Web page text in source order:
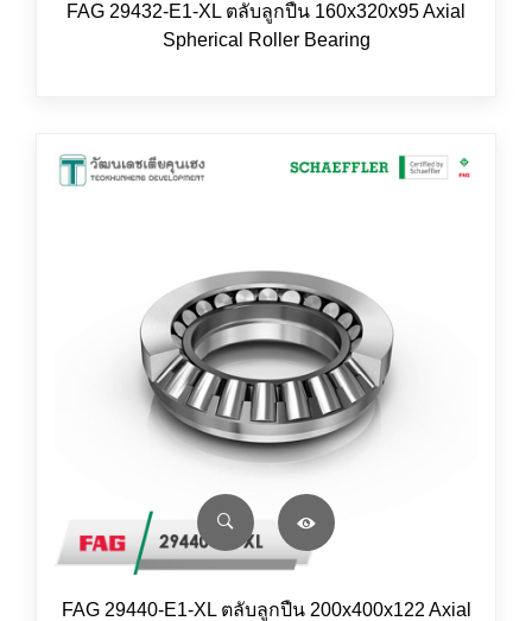
FAG 29432-E1-XL ตลับลูกปืน 160x320x95 Axial
Spherical Roller Bearing
FAG 29440-E1-XL ตลับลูกปืน 200x400x122 Axial